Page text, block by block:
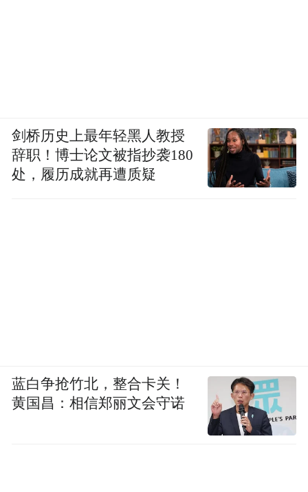
剑桥历史上最年轻黑人教授
辞职！博士论文被指抄袭180
处，履历成就再遭质疑
蓝白争抢竹北，整合卡关！
黄国昌：相信郑丽文会守诺